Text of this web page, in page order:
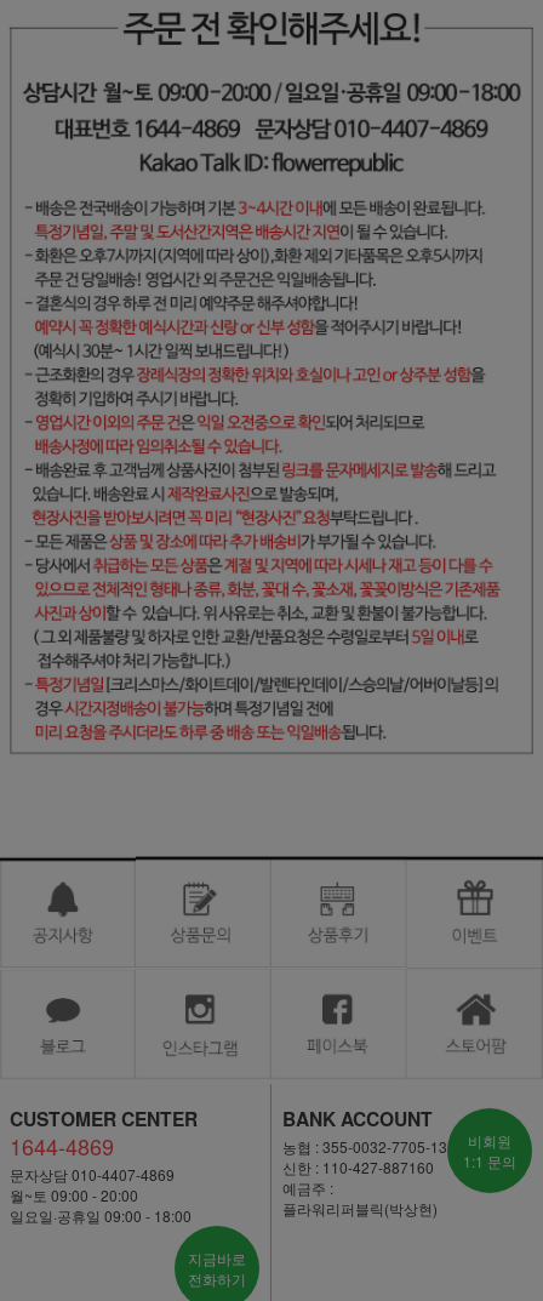
CUSTOMER CENTER
1644-4869
문자상담 010-4407-4869
월~토 09:00 - 20:00
일요일·공휴일 09:00 - 18:00
지금바로
전화하기
BANK ACCOUNT
농협 : 355-0032-7705-13
신한 : 110-427-887160
예금주 :
플라워리퍼블릭(박상현)
비회원
1:1 문의